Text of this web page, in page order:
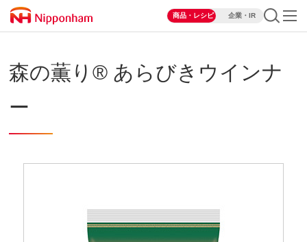
商品・レシピ 企業・IR
森の薫り® あらびきウインナ
ー